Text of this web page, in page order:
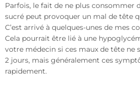
Parfois, le fait de ne plus consommer
sucré peut provoquer un mal de tête
C’est arrivé à quelques-unes de mes
Cela pourrait être lié à une
votre médecin si ces maux de tête ne
2 jours, mais généralement ces
rapidement.